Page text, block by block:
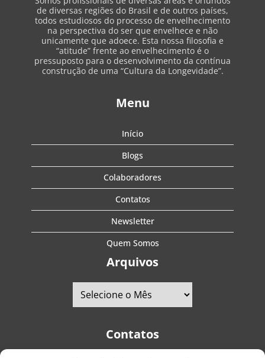
de diversas regiões do Brasil e de outros países,
todos estudiosos do processo de envelhecimento
na perspectiva do ser que envelhece e não
unicamente que adoece. Esta nossa filosofia e
“atitude” frente ao envelhecimento é o
pressuposto para o desenvolvimento da contínua
construção de uma “Cultura da Longevidade”.
Menu
Início
Blogs
Colaboradores
Contatos
Newsletter
Quem Somos
Arquivos
Contatos